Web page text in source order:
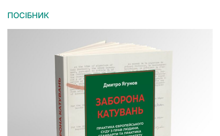
ПОСІБНИК